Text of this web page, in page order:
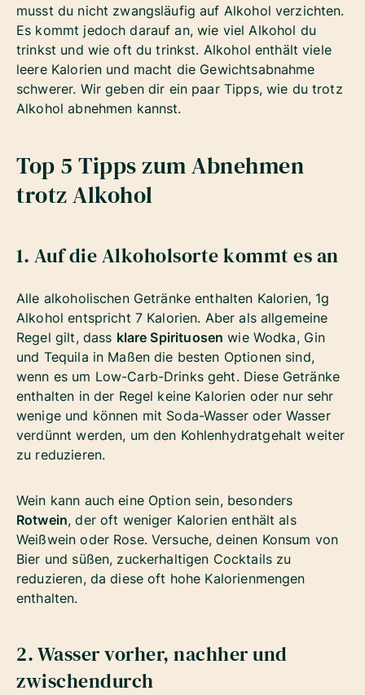
musst du nicht zwangsläufig auf Alkohol verzichten.
Es kommt jedoch darauf an, wie viel Alkohol du
trinkst und wie oft du trinkst. Alkohol enthält viele
leere Kalorien und macht die Gewichtsabnahme
schwerer. Wir geben dir ein paar Tipps, wie du trotz
Alkohol abnehmen kannst.
Top 5 Tipps zum Abnehmen
trotz Alkohol
1. Auf die Alkoholsorte kommt es an
Alle alkoholischen Getränke enthalten Kalorien, 1g
Alkohol entspricht 7 Kalorien. Aber als allgemeine
Regel gilt, dass klare Spirituosen wie Wodka, Gin
und Tequila in Maßen die besten Optionen sind,
wenn es um Low-Carb-Drinks geht. Diese Getränke
enthalten in der Regel keine Kalorien oder nur sehr
wenige und können mit Soda-Wasser oder Wasser
verdünnt werden, um den Kohlenhydratgehalt weiter
zu reduzieren.
Wein kann auch eine Option sein, besonders
Rotwein, der oft weniger Kalorien enthält als
Weißwein oder Rose. Versuche, deinen Konsum von
Bier und süßen, zuckerhaltigen Cocktails zu
reduzieren, da diese oft hohe Kalorienmengen
enthalten.
2. Wasser vorher, nachher und
zwischendurch